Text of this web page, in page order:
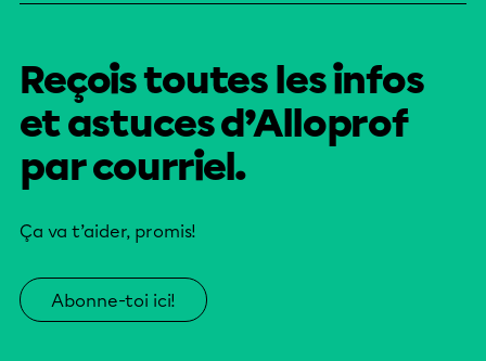
Reçois toutes les infos
et astuces d’Alloprof
par courriel.
Ça va t’aider, promis!
Abonne-toi ici!